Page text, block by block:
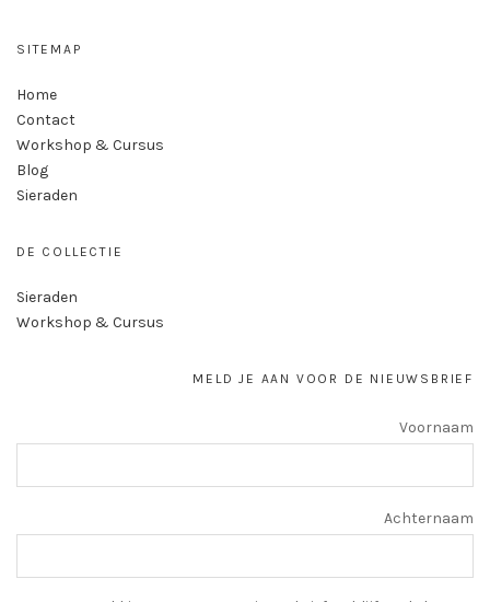
SITEMAP
Home
Contact
Workshop & Cursus
Blog
Sieraden
DE COLLECTIE
Sieraden
Workshop & Cursus
MELD JE AAN VOOR DE NIEUWSBRIEF
Voornaam
Achternaam